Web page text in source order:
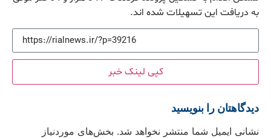
به دریافت این تسهیلات شده اند.
کپی لینک خبر
دیدگاهتان را بنویسید
نشانی ایمیل شما منتشر نخواهد شد. بخش‌های موردنیاز